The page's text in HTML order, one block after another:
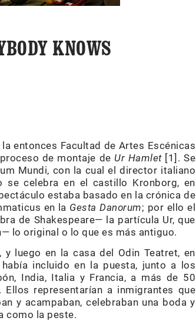
KNOWS
entonces Facultad de Artes Escénicas
de montaje de Ur Hamlet [1]. Se
Mundi, con la cual el director italiano
celebra en el castillo Kronborg, en
estaba basado en la crónica de
en la Gesta Danorum; por ello el
de Shakespeare— la partícula Ur, que
lo original o lo que es más antiguo.
luego en la casa del Odin Teatret, en
incluido en la puesta, junto a los
India, Italia y Francia, a más de 50
representarían a inmigrantes que
y acampaban, celebraban una boda y
como la peste.